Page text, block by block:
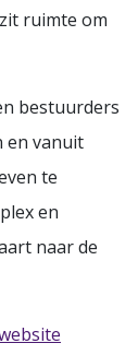
ruimte om
bestuurders
en vanuit
te
en
naar de